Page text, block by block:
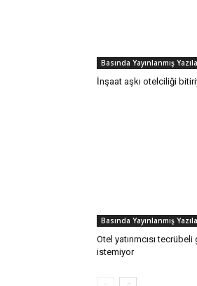
Basında Yayınlanmış
İnşaat aşkı otelciliği
Basında Yayınlanmış
Otel yatırımcısı
istemiyor